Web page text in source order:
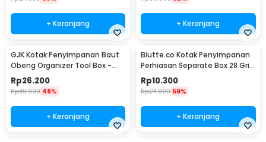
+ Keranjang + Keranjang
GJK Kotak Penyimpanan Baut
Obeng Organizer Tool Box -
Z20
Rp26.200
Rp49.900 48%
+ Keranjang
Biutte.co Kotak Penyimpanan
Perhiasan Separate Box 28 Grid
- SN-14
Rp10.300
Rp24.900 59%
+ Keranjang